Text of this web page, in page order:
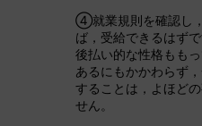
④就業規則を確認し
ば，受給できるはず
後払い的な性格もも
あるにもかかわらず
することは，よほど
せん。